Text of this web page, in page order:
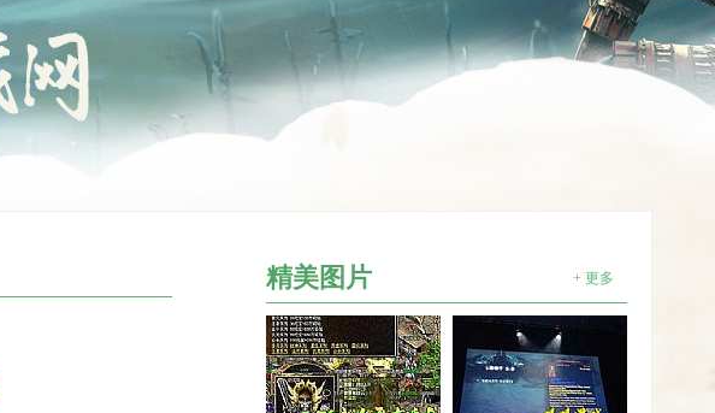
精美图片 + 更多